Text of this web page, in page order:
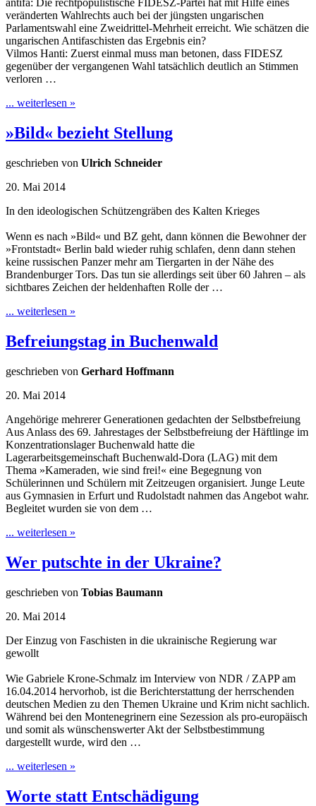
antifa: Die rechtpopulistische FIDESZ-Partei hat mit Hilfe eines
veränderten Wahlrechts auch bei der jüngsten ungarischen
Parlamentswahl eine Zweidrittel-Mehrheit erreicht. Wie schätzen die
ungarischen Antifaschisten das Ergebnis ein?
Vilmos Hanti: Zuerst einmal muss man betonen, dass FIDESZ
gegenüber der vergangenen Wahl tatsächlich deutlich an Stimmen
verloren …
... weiterlesen »
»Bild« bezieht Stellung
geschrieben von Ulrich Schneider
20. Mai 2014
In den ideologischen Schützengräben des Kalten Krieges
Wenn es nach »Bild« und BZ geht, dann können die Bewohner der
»Frontstadt« Berlin bald wieder ruhig schlafen, denn dann stehen
keine russischen Panzer mehr am Tiergarten in der Nähe des
Brandenburger Tors. Das tun sie allerdings seit über 60 Jahren – als
sichtbares Zeichen der heldenhaften Rolle der …
... weiterlesen »
Befreiungstag in Buchenwald
geschrieben von Gerhard Hoffmann
20. Mai 2014
Angehörige mehrerer Generationen gedachten der Selbstbefreiung
Aus Anlass des 69. Jahrestages der Selbstbefreiung der Häftlinge im
Konzentrationslager Buchenwald hatte die
Lagerarbeitsgemeinschaft Buchenwald-Dora (LAG) mit dem
Thema »Kameraden, wie sind frei!« eine Begegnung von
Schülerinnen und Schülern mit Zeitzeugen organisiert. Junge Leute
aus Gymnasien in Erfurt und Rudolstadt nahmen das Angebot wahr.
Begleitet wurden sie von dem …
... weiterlesen »
Wer putschte in der Ukraine?
geschrieben von Tobias Baumann
20. Mai 2014
Der Einzug von Faschisten in die ukrainische Regierung war
gewollt
Wie Gabriele Krone-Schmalz im Interview von NDR / ZAPP am
16.04.2014 hervorhob, ist die Berichterstattung der herrschenden
deutschen Medien zu den Themen Ukraine und Krim nicht sachlich.
Während bei den Montenegrinern eine Sezession als pro-europäisch
und somit als wünschenswerter Akt der Selbstbestimmung
dargestellt wurde, wird den …
... weiterlesen »
Worte statt Entschädigung